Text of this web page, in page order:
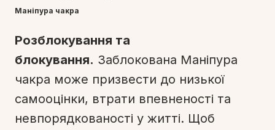
Маніпура чакра
Розблокування та
блокування. Заблокована Маніпура
чакра може призвести до низької
самооцінки, втрати впевненості та
невпорядкованості у житті. Щоб